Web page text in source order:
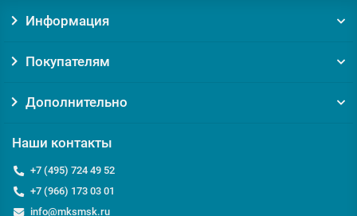
Информация
Покупателям
Дополнительно
Наши контакты
+7 (495) 724 49 52
+7 (966) 173 03 01
info@mksmsk.ru